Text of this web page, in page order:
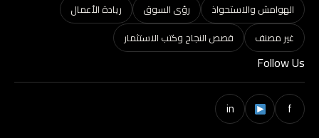
الهوامش والاستحواذ
رؤى السوق
ريادة الأعمال
غير مصنف
قصص النجاح وكتب الاستثمار
Follow Us
f
in